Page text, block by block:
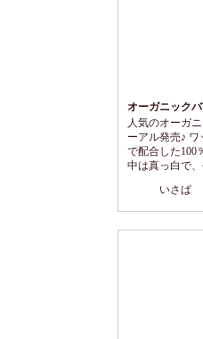
オーガニック
人気のオーガ
ーアル発売♪
で配合した100
中は真っ白で
取ります。こ
のかに天然精
ず、贅沢な自
いさぱ